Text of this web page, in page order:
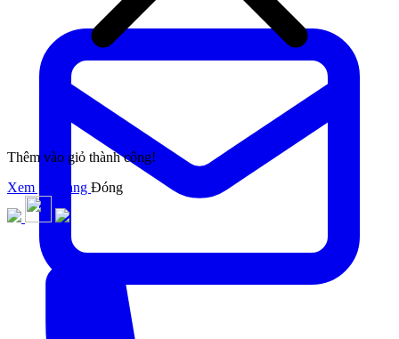
Thêm vào giỏ thành công!
Xem giỏ hàng Đóng